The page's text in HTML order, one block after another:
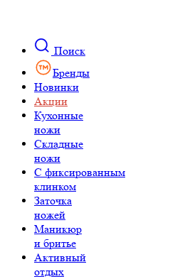
Поиск
Бренды
Новинки
Акции
Кухонные
ножи
Складные
ножи
C фиксированным
клинком
Заточка
ножей
Маникюр
и бритье
Активный
отдых